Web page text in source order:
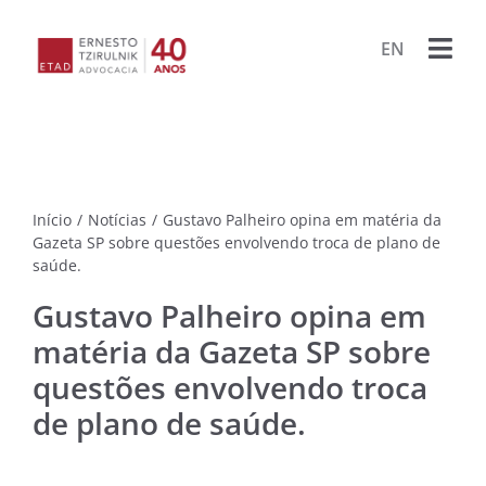
EN
Início / Notícias / Gustavo Palheiro opina em matéria da
Gazeta SP sobre questões envolvendo troca de plano de
saúde.
Gustavo Palheiro opina em
matéria da Gazeta SP sobre
questões envolvendo troca
de plano de saúde.